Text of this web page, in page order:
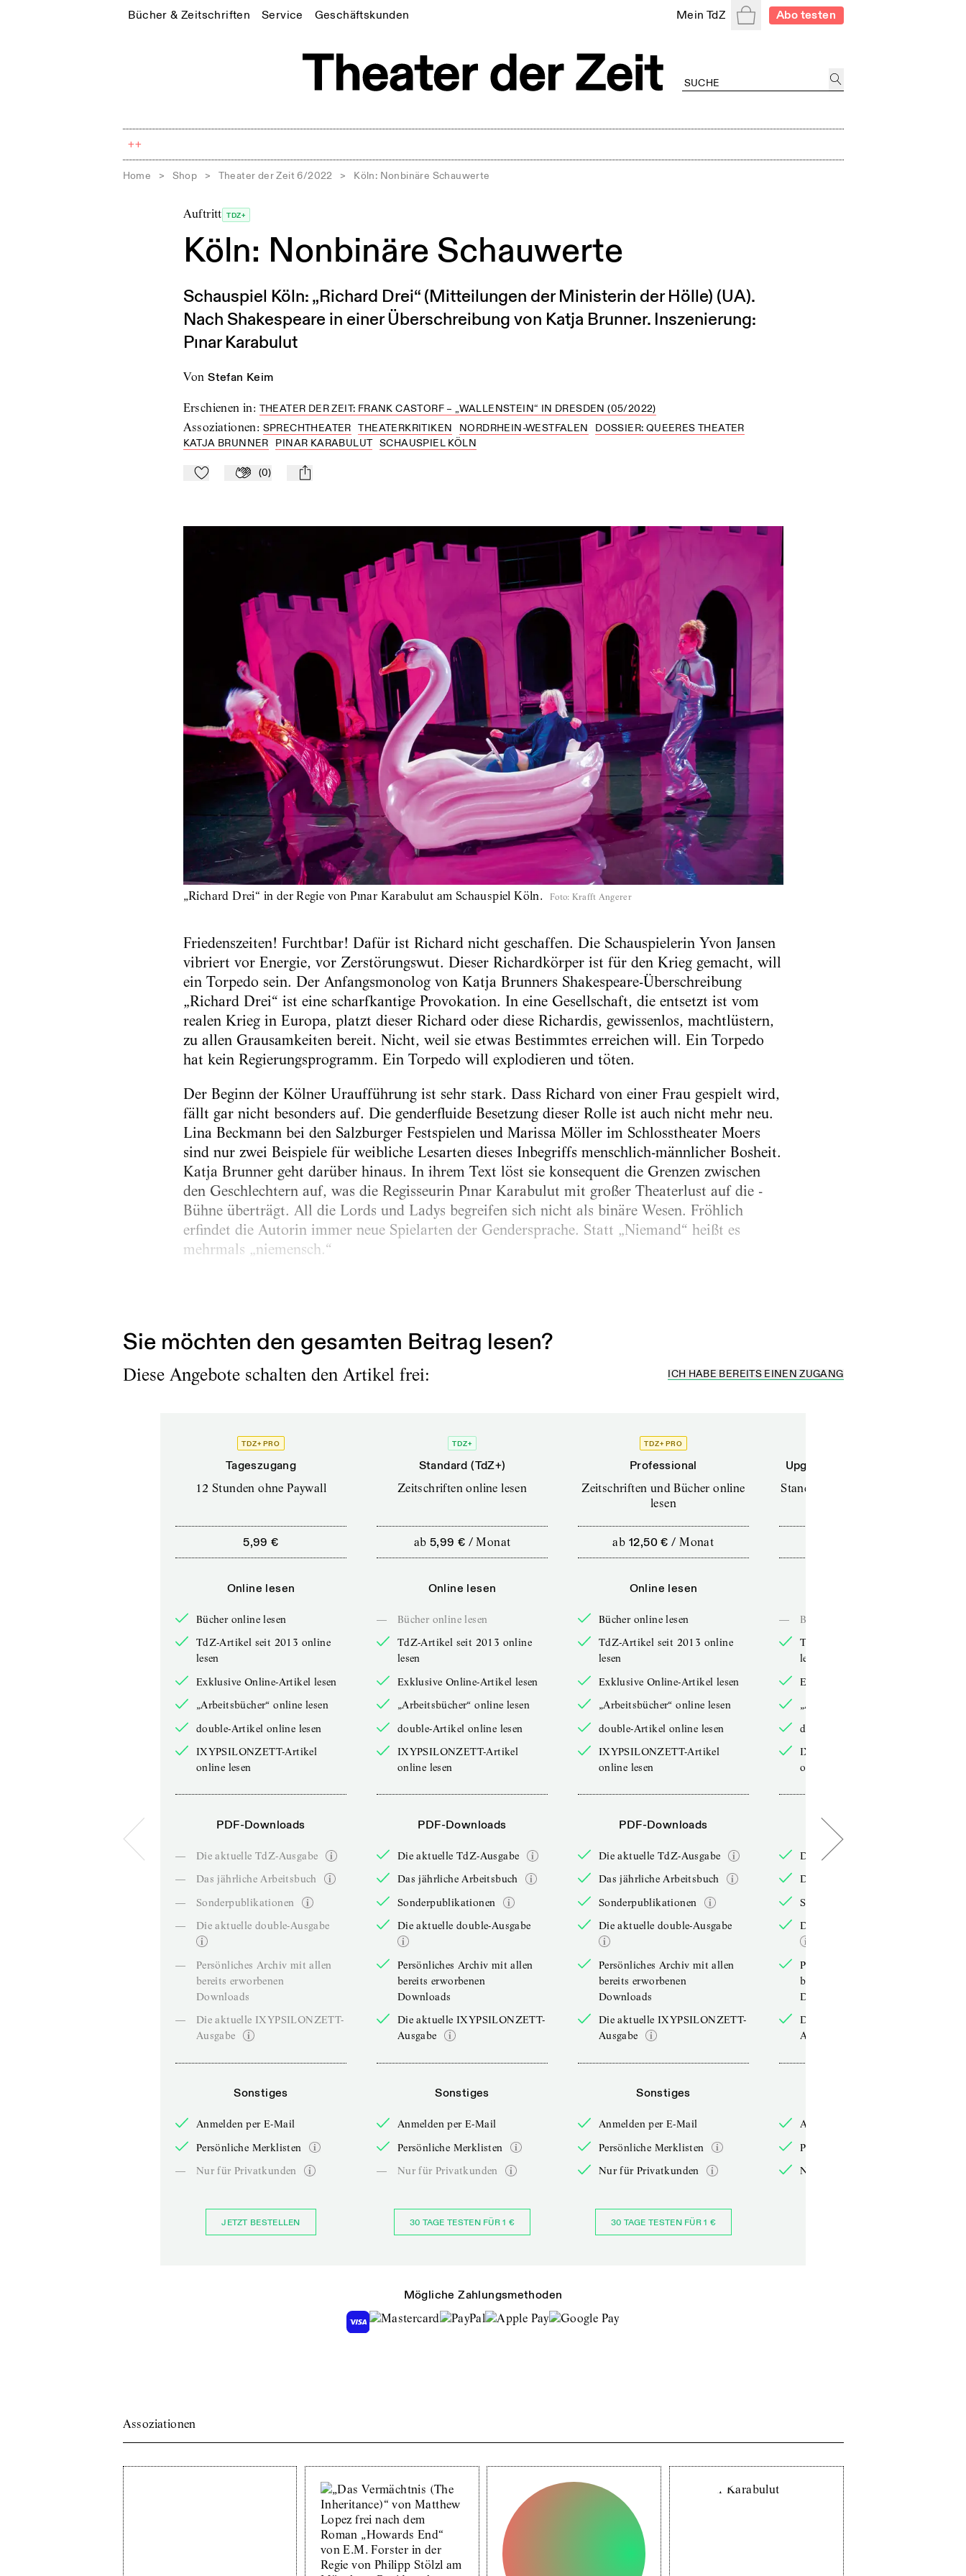
Bücher & Zeitschriften Service Geschäftskunden Mein TdZ WarenkorbAbo testen
++
Home > Shop > Theater der Zeit 6/2022 > Köln: Nonbinäre Schauwerte
Auftritt TDZ+
Köln: Nonbinäre Schauwerte
Schauspiel Köln: „Richard Drei“ (Mitteilungen der Ministerin der Hölle) (UA).
Nach Shakespeare in einer Überschreibung von Katja Brunner. Inszenierung:
Pınar Karabulut
von Stefan Keim
Erschienen in: THEATER DER ZEIT: FRANK CASTORF – „WALLENSTEIN“ IN DRESDEN (05/2022)
Assoziationen: SPRECHTHEATER THEATERKRITIKEN NORDRHEIN-WESTFALEN
DOSSIER: QUEERES THEATER
KATJA BRUNNER
PINAR KARABULUT SCHAUSPIEL KÖLN
Zu Mein-TdZ hinzufügen
Applaudieren
(0) mail
„Richard Drei“ in der Regie von Pınar Karabulut am Schauspiel Köln. Foto: Krafft Angerer
Friedenszeiten! Furchtbar! Dafür ist Richard nicht geschaffen. Die Schauspielerin Yvon Jansen
vibriert vor Energie, vor Zerstörungswut. Dieser Richardkörper ist für den Krieg gemacht, will
ein Torpedo sein. Der Anfangsmonolog von Katja Brunners Shakespeare-Überschreibung
„Richard Drei“ ist eine scharf­kantige Provokation. In eine Gesellschaft, die entsetzt ist vom
realen Krieg in Europa, platzt dieser Richard oder diese Richardis, gewissenlos, machtlüstern,
zu allen Grausamkeiten bereit. Nicht, weil sie etwas Bestimmtes ­erreichen will. Ein Torpedo
hat kein Regierungsprogramm. Ein Torpedo will explodieren und töten.
Der Beginn der Kölner Uraufführung ist sehr stark. Dass Richard von einer Frau gespielt wird,
fällt gar nicht besonders auf. Die genderfluide Besetzung dieser Rolle ist auch nicht mehr neu.
Lina Beckmann bei den ­Salzburger Festspielen und Marissa Möller im Schlosstheater Moers
sind nur zwei Beispiele für weibliche Lesarten dieses Inbegriffs mensch­lich-männlicher Bosheit.
Katja Brunner geht darüber hinaus. In ihrem Text löst sie konsequent die Grenzen zwischen
den ­Geschlechtern auf, was die Regisseurin Pınar Karabulut mit großer Theaterlust auf die ­
Bühne überträgt. All die Lords und Ladys begreifen sich nicht als binäre Wesen. Fröhlich
erfindet die Autorin immer neue Spielarten der Gendersprache. Statt „Niemand“ heißt es
mehrmals „niemensch.“
Sie möchten den gesamten Beitrag lesen?
Diese Angebote schalten den Artikel frei: ICH HABE BEREITS EINEN ZUGANG
TDZ+ PRO
Tageszugang
12 Stunden ohne Paywall
5,99 €
Online lesen
Bücher online lesen
TdZ-Artikel seit 2013 online
lesen
Exklusive Online-Artikel lesen
„Arbeitsbücher“ online lesen
double-Artikel online lesen
IXYPSILONZETT-Artikel
online lesen
PDF-Downloads
—
Die aktuelle TdZ-Ausgabe
—
Das jährliche Arbeitsbuch
—
Sonderpublikationen
—
Die aktuelle double-Ausgabe
—
Persönliches Archiv mit allen
bereits erworbenen
Downloads
—
Die aktuelle IXYPSILONZETT-
Ausgabe
Sonstiges
Anmelden per E-Mail
Persönliche Merklisten
—
Nur für Privatkunden
JETZT BESTELLEN
TDZ+
Standard (TdZ+)
Zeitschriften online lesen
ab 5,99 € /Monat
Online lesen
—
Bücher online lesen
TdZ-Artikel seit 2013 online
lesen
Exklusive Online-Artikel lesen
„Arbeitsbücher“ online lesen
double-Artikel online lesen
IXYPSILONZETT-Artikel
online lesen
PDF-Downloads
Die aktuelle TdZ-Ausgabe
Das jährliche Arbeitsbuch
Sonderpublikationen
Die aktuelle double-Ausgabe
Persönliches Archiv mit allen
bereits erworbenen
Downloads
Die aktuelle IXYPSILONZETT-
Ausgabe
Sonstiges
Anmelden per E-Mail
Persönliche Merklisten
—
Nur für Privatkunden
30 TAGE TESTEN FÜR 1 €
TDZ+ PRO
Professional
Zeitschriften und Bücher online
lesen
ab 12,50 € /Monat
Online lesen
Bücher online lesen
TdZ-Artikel seit 2013 online
lesen
Exklusive Online-Artikel lesen
„Arbeitsbücher“ online lesen
double-Artikel online lesen
IXYPSILONZETT-Artikel
online lesen
PDF-Downloads
Die aktuelle TdZ-Ausgabe
Das jährliche Arbeitsbuch
Sonderpublikationen
Die aktuelle double-Ausgabe
Persönliches Archiv mit allen
bereits erworbenen
Downloads
Die aktuelle IXYPSILONZETT-
Ausgabe
Sonstiges
Anmelden per E-Mail
Persönliche Merklisten
Nur für Privatkunden
30 TAGE TESTEN FÜR 1 €
Upgrade für Printabonnenten
Standard (TdZ+) – Zeitschriften
—
Bücher online lesen
TdZ-Artikel seit 2013 online
lesen
Exklusive Online-Artikel lesen
„Arbeitsbücher“ online lesen
double-Artikel online lesen
IXYPSILONZETT-Artikel
online lesen
PDF-Downloads
Die aktuelle TdZ-Ausgabe
Das jährliche Arbeitsbuch
Sonderpublikationen
Die aktuelle double-Ausgabe
Persönliches Archiv mit allen
bereits erworbenen
Downloads
Die aktuelle IXYPSILONZETT-
Ausgabe
Anmelden per E-Mail
Persönliche Merklisten
Nur für Privatkunden
Mögliche Zahlungsmethoden
Assoziationen